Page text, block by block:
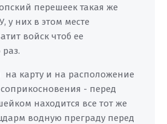
перешеек такая же
у них в этом месте
войск чтоб ее
на карту и на расположение
- перед
находится все тот же
водную преграду перед